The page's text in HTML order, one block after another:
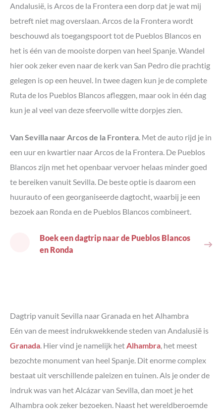
Andalusië, is Arcos de la Frontera een dorp dat je wat mij
betreft niet mag overslaan. Arcos de la Frontera wordt
beschouwd als toegangspoort tot de Pueblos Blancos en
het is één van de mooiste dorpen van heel Spanje. Wandel
hier ook zeker even naar de kerk van San Pedro die prachtig
gelegen is op een heuvel. In twee dagen kun je de complete
Ruta de los Pueblos Blancos afleggen, maar ook in één dag
kun je al veel van deze sfeervolle witte dorpjes zien.
Van Sevilla naar Arcos de la Frontera. Met de auto rijd je in
een uur en kwartier naar Arcos de la Frontera. De Pueblos
Blancos zijn met het openbaar vervoer helaas minder goed
te bereiken vanuit Sevilla. De beste optie is daarom een
huurauto of een georganiseerde dagtocht, waarbij je een
bezoek aan Ronda en de Pueblos Blancos combineert.
Boek een dagtrip naar de Pueblos Blancos
en Ronda
Dagtrip vanuit Sevilla naar Granada en het Alhambra
Eén van de meest indrukwekkende steden van Andalusië is
Granada . Hier vind je namelijk het Alhambra , het meest
bezochte monument van heel Spanje. Dit enorme complex
bestaat uit verschillende paleizen en tuinen. Als je onder de
indruk was van het Alcázar van Sevilla, dan moet je het
Alhambra ook zeker bezoeken. Naast het wereldberoemde